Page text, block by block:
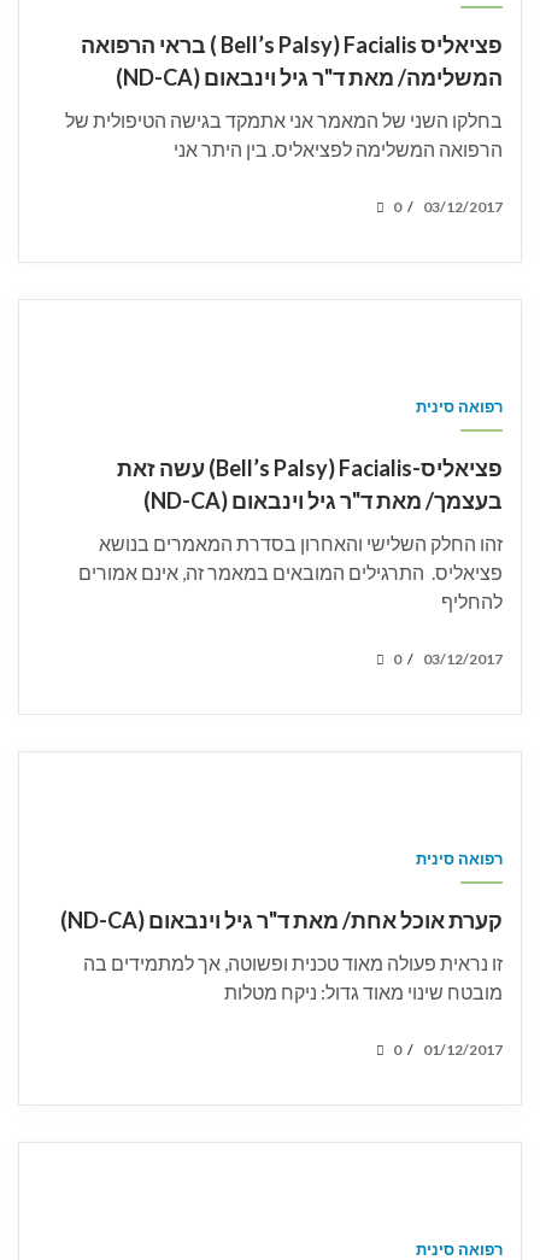
פציאליס Bell’s Palsy) Facialis ) בראי הרפואה
המשלימה/ מאת ד"ר גיל וינבאום (ND-CA)
בחלקו השני של המאמר אני אתמקד בגישה הטיפולית של
הרפואה המשלימה לפציאליס. בין היתר אני
POSTED
03/12/2017
/
0
רפואה סינית
פציאליס-Bell’s Palsy) Facialis) עשה זאת
בעצמך/ מאת ד"ר גיל וינבאום (ND-CA)
זהו החלק השלישי והאחרון בסדרת המאמרים בנושא
פציאליס. התרגילים המובאים במאמר זה, אינם אמורים
להחליף
POSTED
03/12/2017
/
0
רפואה סינית
קערת אוכל אחת/ מאת ד"ר גיל וינבאום (ND-CA)
זו נראית פעולה מאוד טכנית ופשוטה, אך למתמידים בה
מובטח שינוי מאוד גדול: ניקח מטלות
POSTED
01/12/2017
/
0
רפואה סינית